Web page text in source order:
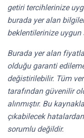
getiri tercihlerinize
burada yer alan
beklentilerinize
Burada yer alan
olduğu garanti
değistirilebilir. Tüm
tarafından güvenilir
alınmıştır. Bu
çıkabilecek
sorumlu değildir.